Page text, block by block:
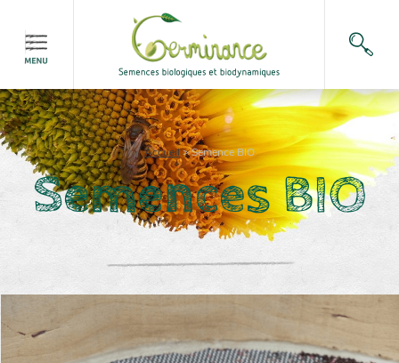
Accueil>Semence BIO
Semences BIO